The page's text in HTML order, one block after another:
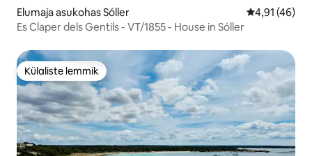
Elumaja asukohas Sóller Keskmine
4,91 (46)
Es Claper dels Gentils - VT/1855 - House in Sóller
Külaliste lemmik
Külaliste lemmik